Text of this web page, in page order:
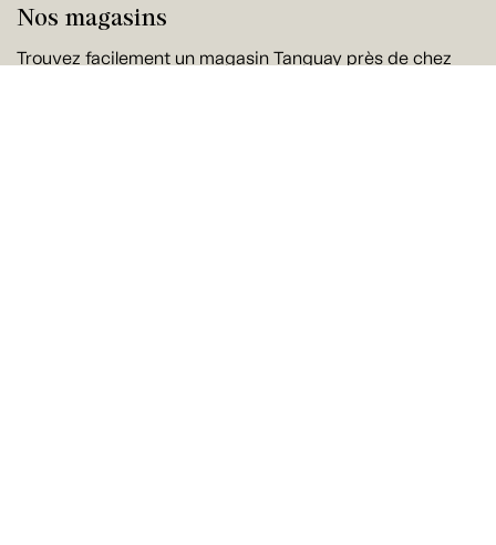
Nos magasins
Trouvez facilement un magasin Tanguay près de chez